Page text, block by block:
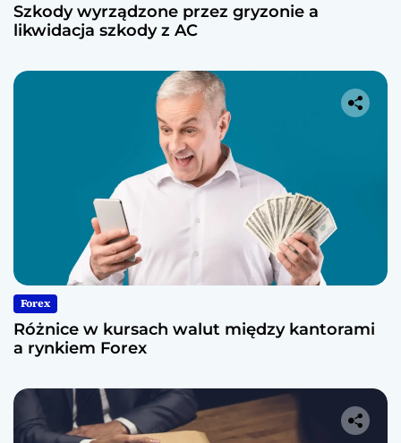
Szkody wyrządzone przez gryzonie a
likwidacja szkody z AC
Forex
Różnice w kursach walut między kantorami
a rynkiem Forex